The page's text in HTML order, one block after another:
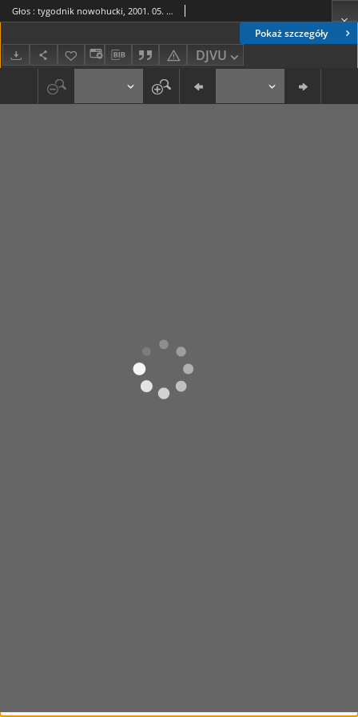
Pokaż szczegóły
DJVU
Głos : tygodnik nowohucki, 2001. 05. 04, nr 18